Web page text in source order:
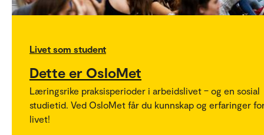
Livet som student
Dette er OsloMet
Læringsrike praksisperioder i arbeidslivet – og en sosial
studietid. Ved OsloMet får du kunnskap og erfaringer
livet!